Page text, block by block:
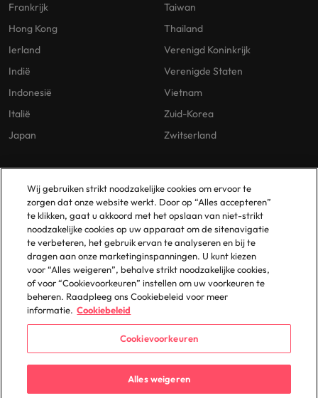
Frankrijk
Hong Kong
Ierland
Indië
Indonesië
Italië
Japan
Taiwan
Thailand
Verenigd Koninkrijk
Verenigde Staten
Vietnam
Zuid-Korea
Zwitserland
Our Policies
Privacybeleid
Cookies Policy
Policy Library
Gelijke Behandeling
Vestigingen
Amsterdam
Eindhoven
Rotterdam
© 2025 Robert Walters Plc. All Rights Reserved.
Wij gebruiken strikt noodzakelijke cookies om ervoor te
zorgen dat onze website werkt. Door op “Alles accepteren”
te klikken, gaat u akkoord met het opslaan van niet-strikt
noodzakelijke cookies op uw apparaat om de sitenavigatie
te verbeteren, het gebruik ervan te analyseren en bij te
dragen aan onze marketinginspanningen. U kunt kiezen
voor “Alles weigeren”, behalve strikt noodzakelijke cookies,
of voor “Cookievoorkeuren” instellen om uw voorkeuren te
beheren. Raadpleeg ons Cookiebeleid voor meer
informatie. Cookiebeleid
Cookievoorkeuren
Alles weigeren